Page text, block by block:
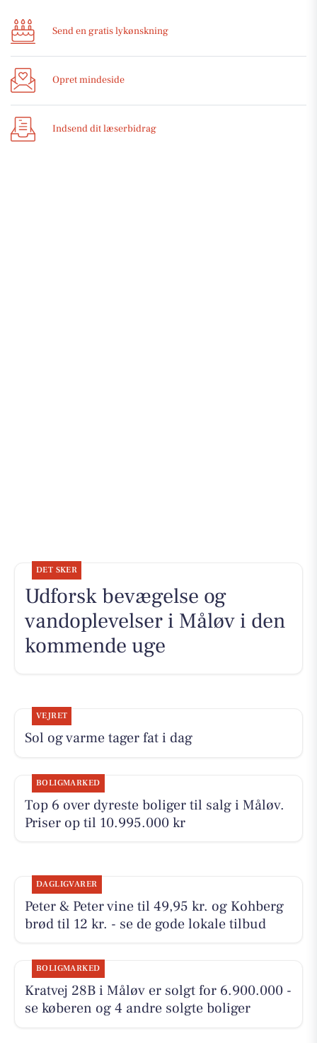
Send en gratis lykønskning
Opret mindeside
Indsend dit læserbidrag
DET SKER
Udforsk bevægelse og
vandoplevelser i Måløv i den
kommende uge
VEJRET
Sol og varme tager fat i dag
BOLIGMARKED
Top 6 over dyreste boliger til salg i Måløv.
Priser op til 10.995.000 kr
DAGLIGVARER
Peter & Peter vine til 49,95 kr. og Kohberg
brød til 12 kr. - se de gode lokale tilbud
BOLIGMARKED
Kratvej 28B i Måløv er solgt for 6.900.000 -
se køberen og 4 andre solgte boliger